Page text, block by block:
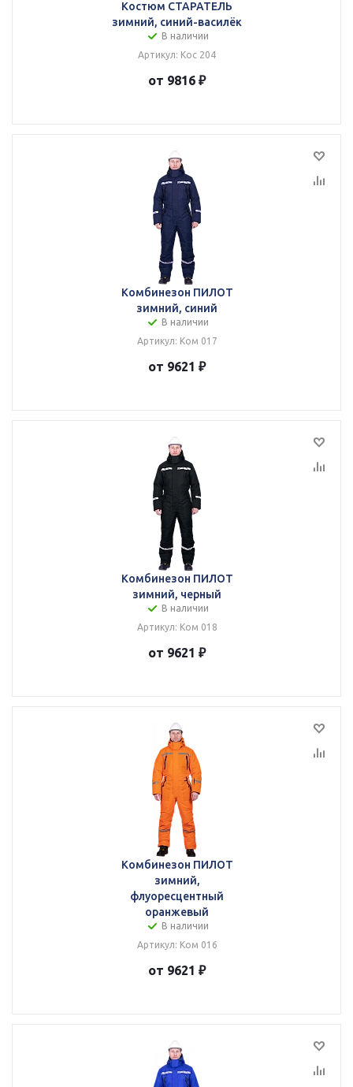
Костюм СТАРАТЕЛЬ
зимний, синий-василёк
В наличии
Артикул: Кос 204
от 9816 ₽
Комбинезон ПИЛОТ
зимний, синий
В наличии
Артикул: Ком 017
от 9621 ₽
Комбинезон ПИЛОТ
зимний, черный
В наличии
Артикул: Ком 018
от 9621 ₽
Комбинезон ПИЛОТ
зимний,
флуоресцентный
оранжевый
В наличии
Артикул: Ком 016
от 9621 ₽